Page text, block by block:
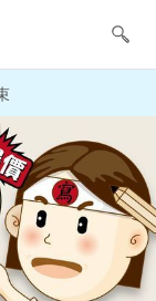
最值得信賴的群眾